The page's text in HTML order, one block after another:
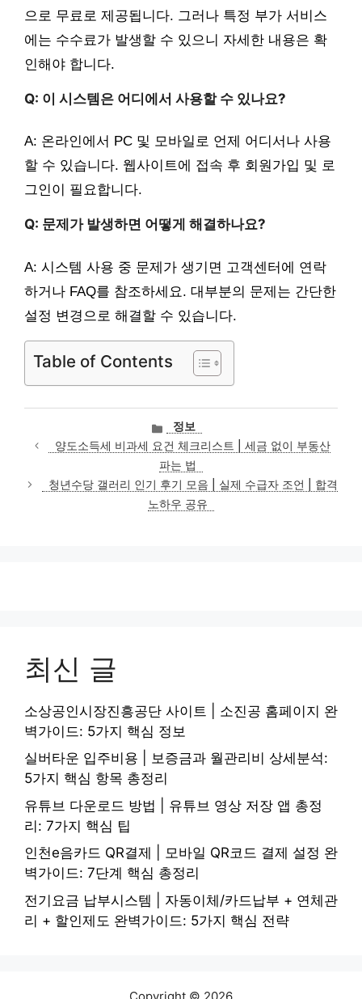
으로 무료로 제공됩니다. 그러나 특정 부가 서비스
에는 수수료가 발생할 수 있으니 자세한 내용은 확
인해야 합니다.
Q: 이 시스템은 어디에서 사용할 수 있나요?
A: 온라인에서 PC 및 모바일로 언제 어디서나 사용
할 수 있습니다. 웹사이트에 접속 후 회원가입 및 로
그인이 필요합니다.
Q: 문제가 발생하면 어떻게 해결하나요?
A: 시스템 사용 중 문제가 생기면 고객센터에 연락
하거나 FAQ를 참조하세요. 대부분의 문제는 간단한
설정 변경으로 해결할 수 있습니다.
Table of Contents
카
테
고
리
정보
양도소득세 비과세 요건 체크리스트 | 세금 없이 부동산
파는 법
청년수당 갤러리 인기 후기 모음 | 실제 수급자 조언 | 합격
노하우 공유
최신 글
소상공인시장진흥공단 사이트 | 소진공 홈페이지 완
벽가이드: 5가지 핵심 정보
실버타운 입주비용 | 보증금과 월관리비 상세분석:
5가지 핵심 항목 총정리
유튜브 다운로드 방법 | 유튜브 영상 저장 앱 총정
리: 7가지 핵심 팁
인천e음카드 QR결제 | 모바일 QR코드 결제 설정 완
벽가이드: 7단계 핵심 총정리
전기요금 납부시스템 | 자동이체/카드납부 + 연체관
리 + 할인제도 완벽가이드: 5가지 핵심 전략